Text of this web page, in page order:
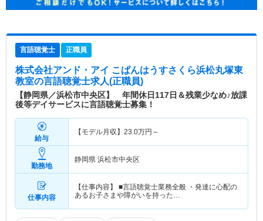
言語聴覚士 正職員
株式会社アンド・アイ こぱんはうすさくら浜松丸塚東
教室の言語聴覚士求人(正職員)
【静岡県／浜松市中央区】 年間休日117日＆残業少なめ♪放課
後等デイサービスに言語聴覚士募集！
給与
【モデル月収】 23.0万円～
勤務地
静岡県 浜松市中央区
仕事内容
【仕事内容】 ■言語聴覚士業務全般 ・発達に心配の
あるお子さまや障がいを持った…